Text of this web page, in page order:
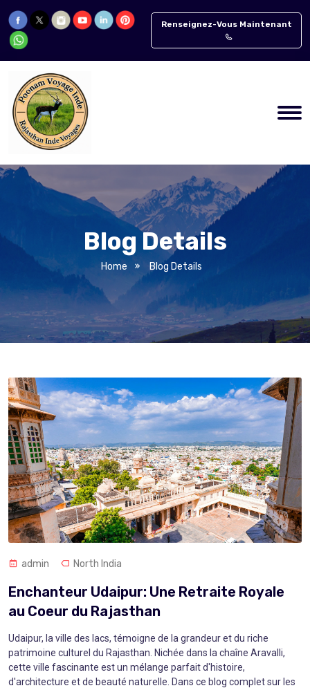
Renseignez-Vous Maintenant
Blog Details
Home Blog Details
admin North India
Enchanteur Udaipur: Une Retraite Royale
au Coeur du Rajasthan
Udaipur, la ville des lacs, témoigne de la grandeur et du riche
patrimoine culturel du Rajasthan. Nichée dans la chaîne Aravalli,
cette ville fascinante est un mélange parfait d'histoire,
d'architecture et de beauté naturelle. Dans ce blog complet sur les